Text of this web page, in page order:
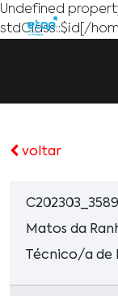
Undefined
stdClass::$id[/
voltar
Matos da
Técnico/a de